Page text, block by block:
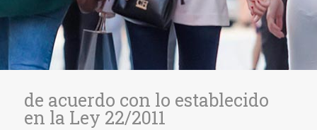
de acuerdo con lo establecido
en la Ley 22/2011